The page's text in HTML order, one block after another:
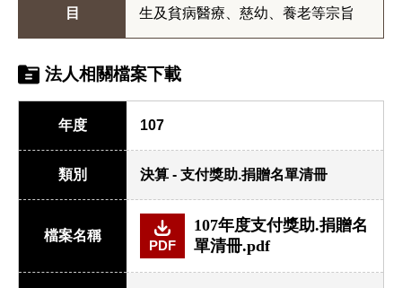
目
生及貧病醫療、慈幼、養老等宗旨
法人相關檔案下載
年度 107
類別 決算 - 支付獎助.捐贈名單清冊
檔案名稱
PDF
107年度支付獎助.捐贈名
單清冊.pdf